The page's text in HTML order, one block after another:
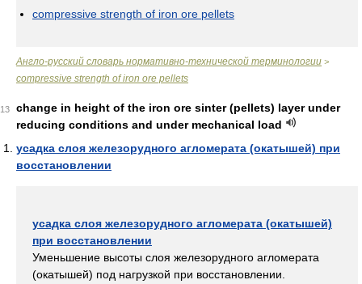
compressive strength of iron ore pellets
Англо-русский словарь нормативно-технической терминологии >
compressive strength of iron ore pellets
13
change in height of the iron ore sinter (pellets) layer under
reducing conditions and under mechanical load
усадка слоя железорудного агломерата (окатышей) при
восстановлении
усадка слоя железорудного агломерата (окатышей)
при восстановлении
Уменьшение высоты слоя железорудного агломерата
(окатышей) под нагрузкой при восстановлении.